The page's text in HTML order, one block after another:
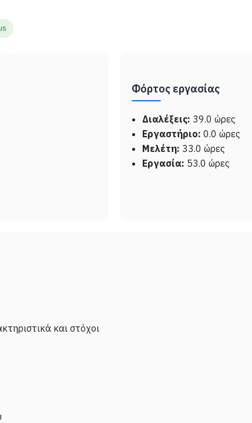
Φόρτος εργασίας
Διαλέξεις: 39.0 ώρες
Εργαστήριο: 0.0 ώρες
Μελέτη: 33.0 ώρες
Εργασία: 53.0 ώρες
και στόχοι